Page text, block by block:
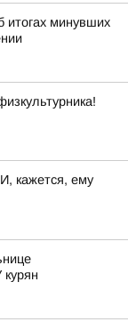
минувших
кажется, ему